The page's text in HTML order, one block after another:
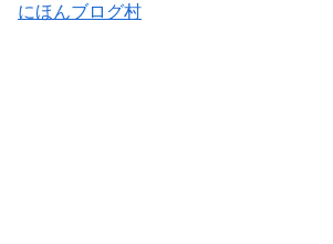
にほんブログ村